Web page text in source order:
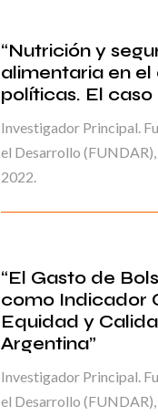
“Nutrición y
alimentaria en el
políticas. El caso
Investigador Principal.
el Desarrollo
2022.
“El Gasto de
como Indicador
Equidad y
Argentina”
Investigador Principal.
el Desarrollo